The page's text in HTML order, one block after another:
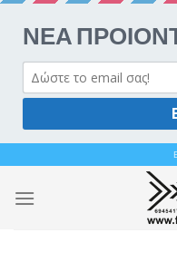
content